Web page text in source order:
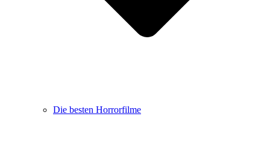
Die besten Horrorfilme